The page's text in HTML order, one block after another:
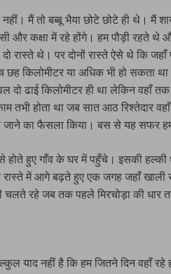
मैं तो बब्बू भैया छोटे छोटे ही थे। मैं
और कक्षा में रहे होंगे। हम पौड़ी रहते थे
रास्ते थे। पर दोनों रास्ते ऐसे थे कि
किलोमीटर या अधिक भी हो सकता
ढाई किलोमीटर ही था लेकिन वहाँ
तभी होता था जब सात आठ रिश्तेदार
जाने का फैसला किया। बस से यह सफर
हुए गाँव के घर में पहुँचे। इसकी
रास्ते में आगे बढ़ते हुए एक जगह जहाँ
रहे जब तक पहले मिरचोड़ा की धार
याद नहीं है कि हम जितने दिन वहाँ